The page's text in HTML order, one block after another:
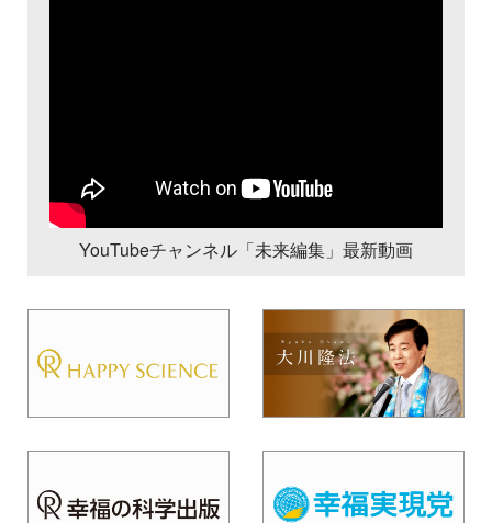
YouTubeチャンネル「未来編集」最新動画